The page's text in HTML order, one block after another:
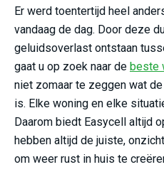
Er werd toentertijd heel
vandaag de dag. Door deze
geluidsoverlast ontstaan
gaat u op zoek naar de beste
niet zomaar te zeggen wat
is. Elke woning en elke
Daarom biedt Easycell altijd
hebben altijd de juiste,
om weer rust in huis te